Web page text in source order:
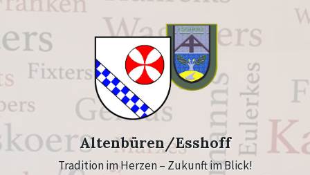
Skip
content
Skip
footer
Altenbüren/Esshoff
Tradition im Herzen – Zukunft im Blick!